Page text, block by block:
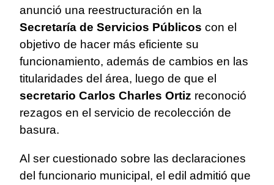
anunció una reestructuración en la
Secretaría de Servicios Públicos con el
objetivo de hacer más eficiente su
funcionamiento, además de cambios en las
titularidades del área, luego de que el
secretario Carlos Charles Ortiz reconoció
rezagos en el servicio de recolección de
basura.
Al ser cuestionado sobre las declaraciones
del funcionario municipal, el edil admitió que